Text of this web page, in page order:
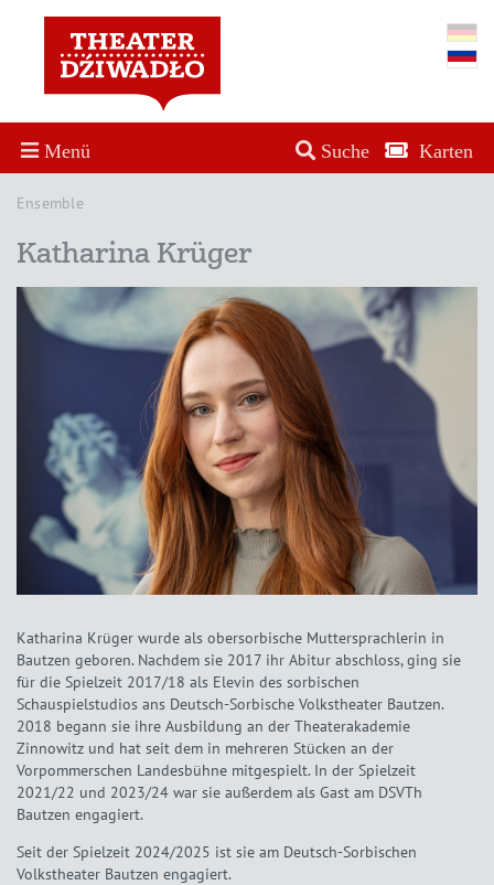
Menü Suche Karten
Ensemble
Katharina Krüger
Katharina Krüger wurde als obersorbische Muttersprachlerin in
Bautzen geboren. Nachdem sie 2017 ihr Abitur abschloss, ging sie
für die Spielzeit 2017/18 als Elevin des sorbischen
Schauspielstudios ans Deutsch-Sorbische Volkstheater Bautzen.
2018 begann sie ihre Ausbildung an der Theaterakademie
Zinnowitz und hat seit dem in mehreren Stücken an der
Vorpommerschen Landesbühne mitgespielt. In der Spielzeit
2021/22 und 2023/24 war sie außerdem als Gast am DSVTh
Bautzen engagiert.
Seit der Spielzeit 2024/2025 ist sie am Deutsch-Sorbischen
Volkstheater Bautzen engagiert.